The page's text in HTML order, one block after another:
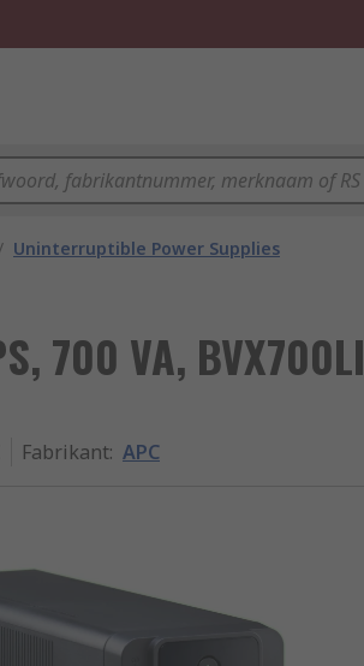
Uninterruptible Power Supplies
700 VA, BVX700LI
Fabrikant: APC